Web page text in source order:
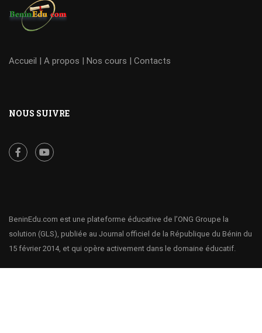
Accueil | A propos | Nos cours | Contacts
NOUS SUIVRE
BeninEdu.com est une plateforme éducative de l’ONG Groupe la
solution (GLS), publiée au Journal officiel de la République du Bénin du
15 février 2014, et qui opère activement dans le domaine éducatif.